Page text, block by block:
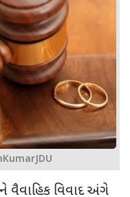
વૈવાહિક વિવાદ અંગે